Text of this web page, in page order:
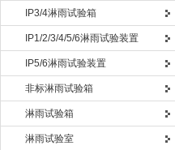
IP3/4淋雨试验箱
IP1/2/3/4/5/6淋雨试验装置
IP5/6淋雨试验装置
非标淋雨试验箱
淋雨试验箱
淋雨试验室